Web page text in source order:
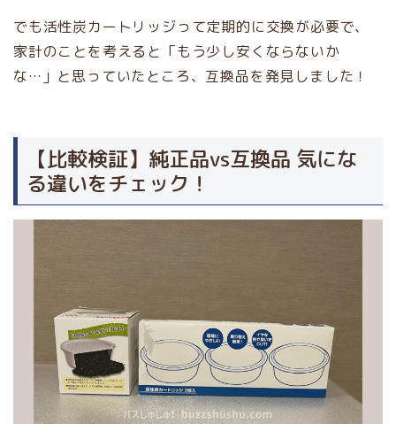
でも活性炭カートリッジって定期的に交換が必要で、
家計のことを考えると「もう少し安くならないか
な…」と思っていたところ、互換品を発見しました！
【比較検証】純正品vs互換品 気にな
る違いをチェック！